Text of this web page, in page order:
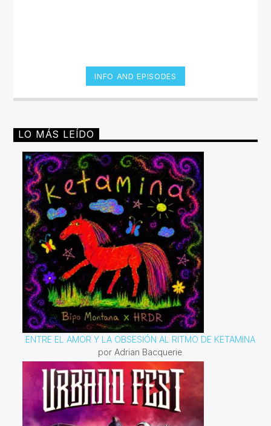
INFO AND EPISODES
LO MÁS LEÍDO
ENTRE EL AMOR Y LA OBSESIÓN AL RITMO DE KETAMINA
por Adrian Bacquerie